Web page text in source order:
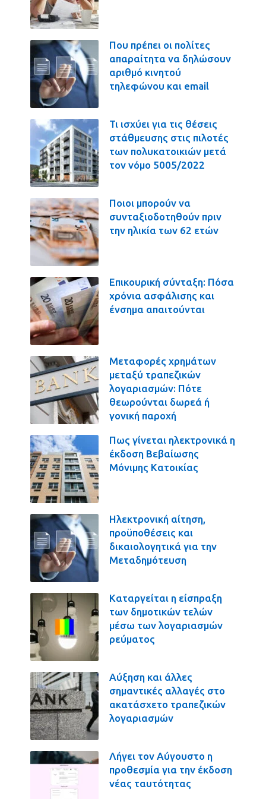
Που πρέπει οι πολίτες
απαραίτητα να δηλώσουν
αριθμό κινητού
τηλεφώνου και email
Τι ισχύει για τις θέσεις
στάθμευσης στις πιλοτές
των πολυκατοικιών μετά
τον νόμο 5005/2022
Ποιοι μπορούν να
συνταξιοδοτηθούν πριν
την ηλικία των 62 ετών
Επικουρική σύνταξη: Πόσα
χρόνια ασφάλισης και
ένσημα απαιτούνται
Μεταφορές χρημάτων
μεταξύ τραπεζικών
λογαριασμών: Πότε
θεωρούνται δωρεά ή
γονική παροχή
Πως γίνεται ηλεκτρονικά η
έκδοση Βεβαίωσης
Μόνιμης Κατοικίας
Ηλεκτρονική αίτηση,
προϋποθέσεις και
δικαιολογητικά για την
Μεταδημότευση
Καταργείται η είσπραξη
των δημοτικών τελών
μέσω των λογαριασμών
ρεύματος
Αύξηση και άλλες
σημαντικές αλλαγές στο
ακατάσχετο τραπεζικών
λογαριασμών
Λήγει τον Αύγουστο η
προθεσμία για την έκδοση
νέας ταυτότητας